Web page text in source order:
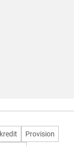
kredit
Provision